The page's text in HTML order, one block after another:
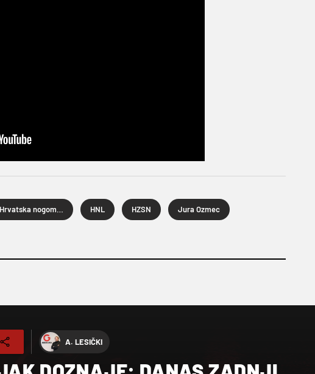
Hrvatska nogometna liga HNL HZSN Jura Ozmec
A. LESIČKI